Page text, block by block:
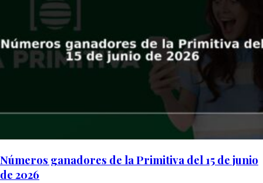
Números ganadores de la Primitiva del 15 de junio
de 2026